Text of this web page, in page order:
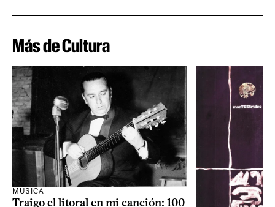
Más de Cultura
MÚSICA
Traigo el litoral en mi canción: 100